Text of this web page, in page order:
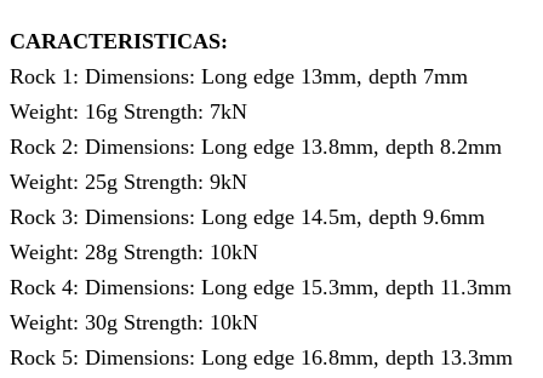
CARACTERISTICAS:
Rock 1: Dimensions: Long edge 13mm, depth 7mm
Weight: 16g Strength: 7kN
Rock 2: Dimensions: Long edge 13.8mm, depth 8.2mm
Weight: 25g Strength: 9kN
Rock 3: Dimensions: Long edge 14.5m, depth 9.6mm
Weight: 28g Strength: 10kN
Rock 4: Dimensions: Long edge 15.3mm, depth 11.3mm
Weight: 30g Strength: 10kN
Rock 5: Dimensions: Long edge 16.8mm, depth 13.3mm